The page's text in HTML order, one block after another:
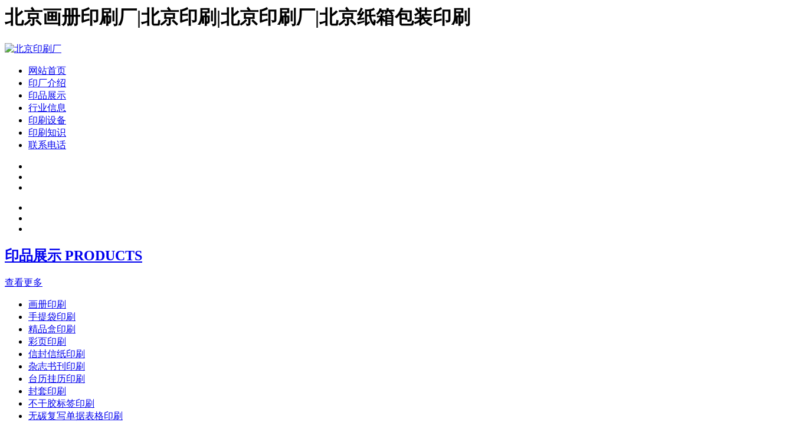
北京画册印刷厂|北京印刷|北京印刷厂|北京纸箱包装印刷
网站首页
印厂介绍
印品展示
行业信息
印刷设备
印刷知识
联系电话
印品展示 PRODUCTS
查看更多
画册印刷
手提袋印刷
精品盒印刷
彩页印刷
信封信纸印刷
杂志书刊印刷
台历挂历印刷
封套印刷
不干胶标签印刷
无碳复写单据表格印刷